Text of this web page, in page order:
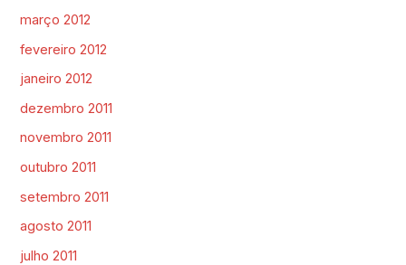
março 2012
fevereiro 2012
janeiro 2012
dezembro 2011
novembro 2011
outubro 2011
setembro 2011
agosto 2011
julho 2011